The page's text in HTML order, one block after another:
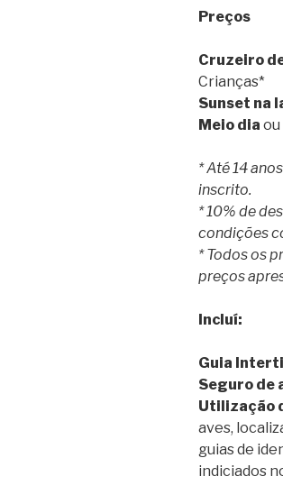
Preços
Cruzeiro
Crianças*
Sunset na
Meio dia ou
* Até 14
inscrito.
* 10% de
condições
* Todos os
preços
Incluí:
Guia
Seguro de
Utilização
aves,
guias de
indiciados